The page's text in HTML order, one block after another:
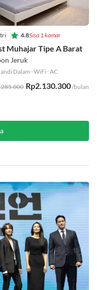
4.8Sisa 1 kamar
Muhajar Tipe A Barat
Jeruk
Dalam ·WiFi ·AC
Rp2.130.300/bulan